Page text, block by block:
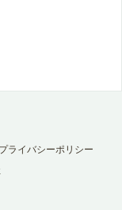
プライバシーポリシー